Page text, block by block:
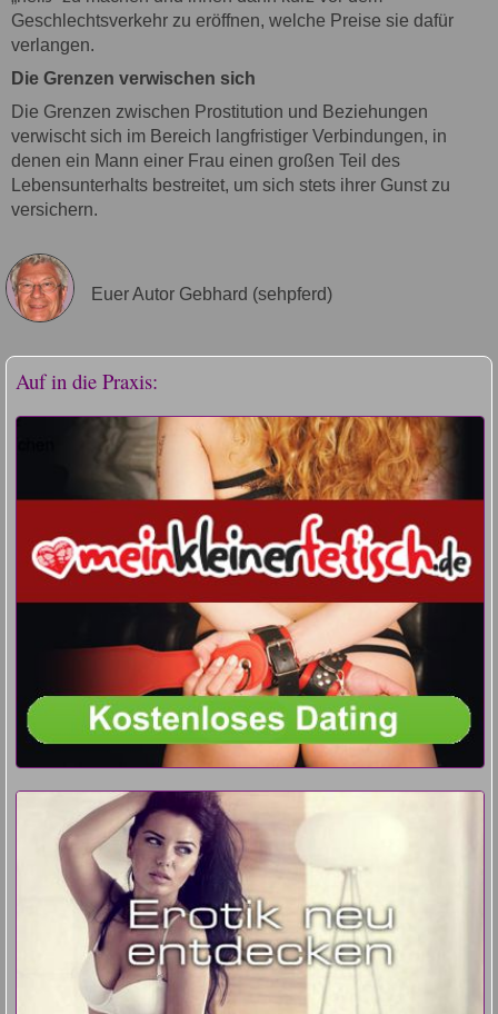
Geschlechtsverkehr zu eröffnen, welche Preise sie dafür
verlangen.
Die Grenzen verwischen sich
Die Grenzen zwischen Prostitution und Beziehungen
verwischt sich im Bereich langfristiger Verbindungen, in
denen ein Mann einer Frau einen großen Teil des
Lebensunterhalts bestreitet, um sich stets ihrer Gunst zu
versichern.
Euer Autor Gebhard (sehpferd)
Auf in die Praxis: